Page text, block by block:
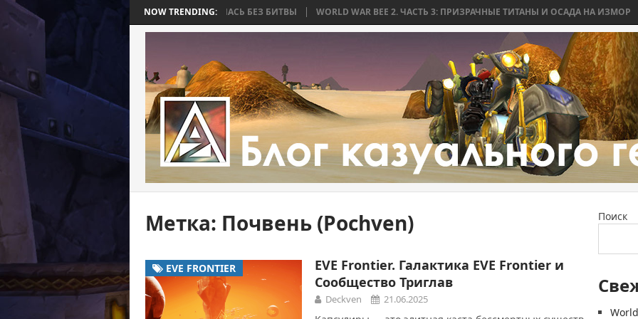
NOW TRENDING:
BEE 2. ЧАСТЬ 4: ВОЙНА, КОТОРАЯ ЗАКОНЧИЛАСЬ БЕЗ БИТВЫ WORLD WAR BEE 2. ЧАСТЬ 3: ПРИЗРАЧНЫЕ ТИТАНЫ И ОСАДА НА ИЗМОР
Метка: Почвень (Pochven)
EVE FRONTIER
EVE Frontier. Галактика EVE Frontier и
Сообщество Триглав
Deckven 21.06.2025
Поиск